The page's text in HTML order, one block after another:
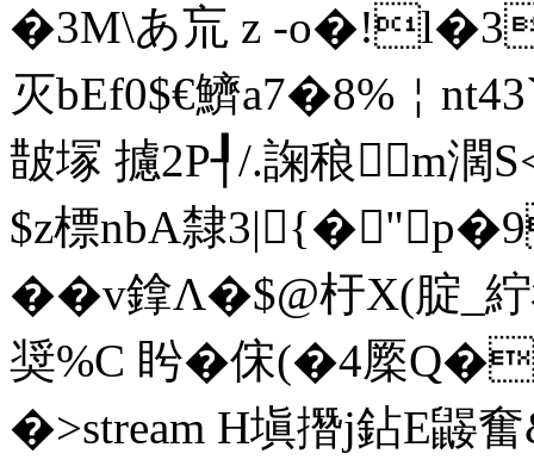
�3M\あ巟 z -o�!l�3尷
灭bEf0$€鱭a7�8%￤
皵塜 攄2P┦/.諊稂m濶
$z標nbA隸
��v鎿Λ�$@杅X(腚
奨%C 盻�俕(�4橜
�>stream H塡撍j鉆E